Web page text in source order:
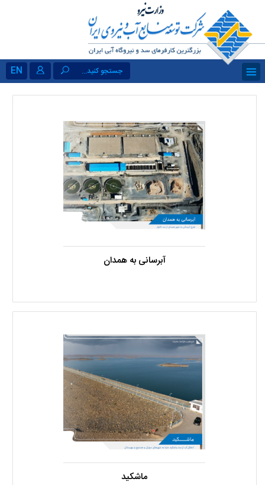
EN جستجو کنید...
آبرسانی به همدان
ماشکید